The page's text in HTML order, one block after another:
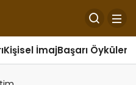
Kişisel İmajBaşarı Öyküleri